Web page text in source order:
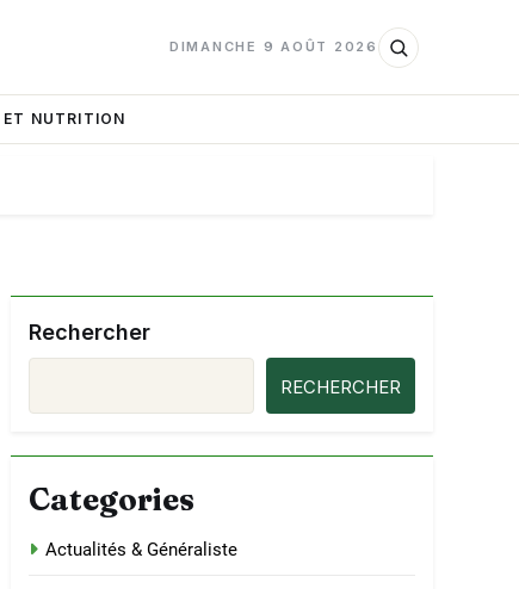
DIMANCHE 9 AOÛT 2026
NUTRITION
Rechercher
RECHERCHER
Categories
Actualités & Généraliste